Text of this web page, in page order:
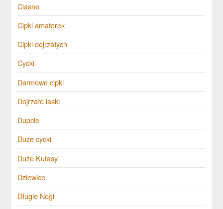
Ciasne
Cipki amatorek
Cipki dojrzałych
Cycki
Darmowe cipki
Dojrzałe laski
Dupcie
Duże cycki
Duże Kutasy
Dziewice
Długie Nogi